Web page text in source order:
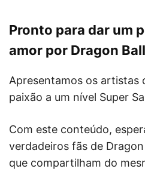
Pronto para dar um
amor por Dragon
Apresentamos os artistas
paixão a um nível Super
Com este conteúdo,
verdadeiros fãs de
que compartilham do